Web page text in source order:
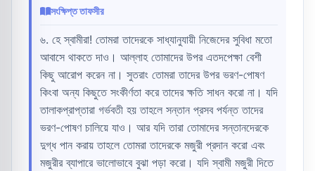
সংক্ষিপ্ত তাফসীর
৬. হে স্বামীরা! তোমরা তাদেরকে সাধ্যানুযায়ী নিজেদের সুবিধা মতো
আবাসে থাকতে দাও। আল্লাহ তোমাদের উপর এতদপেক্ষা বেশী
কিছু আরোপ করেন না। সুতরাং তোমরা তাদের উপর ভরণ-পোষণ
কিংবা অন্য কিছুতে সংকীর্ণতা করে তাদের ক্ষতি সাধন করো না। যদি
তালাকপ্রাপ্তারা গর্ভবতী হয় তাহলে সন্তান প্রসব পর্যন্ত তাদের
ভরণ-পোষণ চালিয়ে যাও। আর যদি তারা তোমাদের সন্তানদেরকে
দুগ্ধ পান করায় তাহলে তোমরা তাদেরকে মজুরী প্রদান করো এবং
মজুরীর ব্যাপারে ভালোভাবে বুঝা পড়া করো। যদি স্বামী মজুরী দিতে